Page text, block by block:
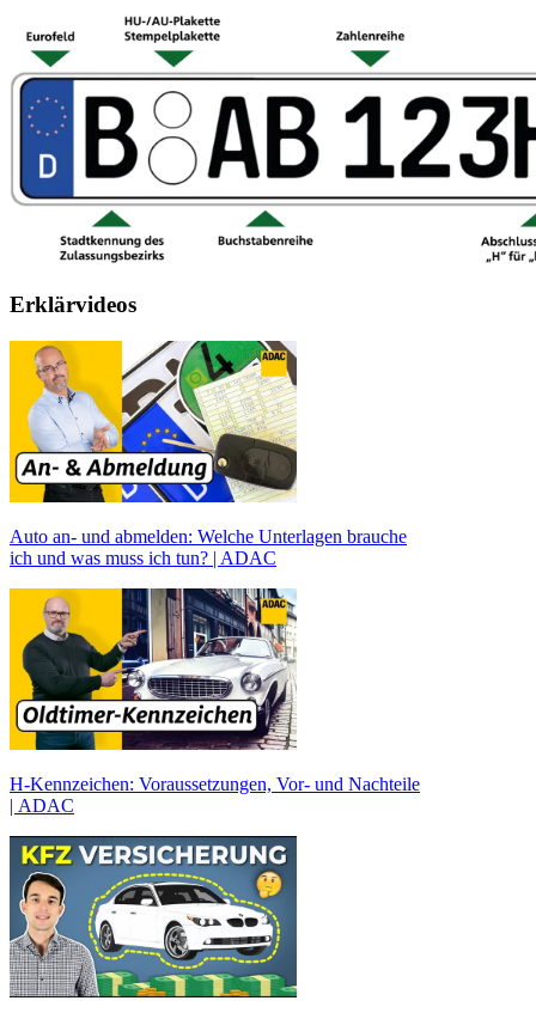
Erklärvideos
Auto an- und abmelden: Welche Unterlagen brauche
ich und was muss ich tun? | ADAC
H-Kennzeichen: Voraussetzungen, Vor- und Nachteile
| ADAC